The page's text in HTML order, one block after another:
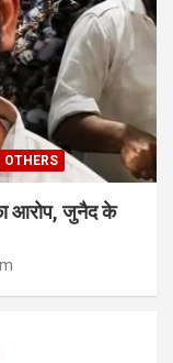
OTHERS
आरोप, जुनैद के